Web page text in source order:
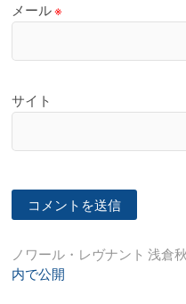
メール※
サイト
投
稿
ノワール・レヴナント 浅倉
内で公開